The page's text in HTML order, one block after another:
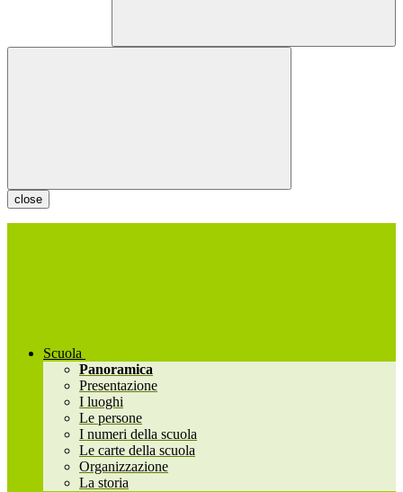
close
Scuola
Panoramica
Presentazione
I luoghi
Le persone
I numeri della scuola
Le carte della scuola
Organizzazione
La storia